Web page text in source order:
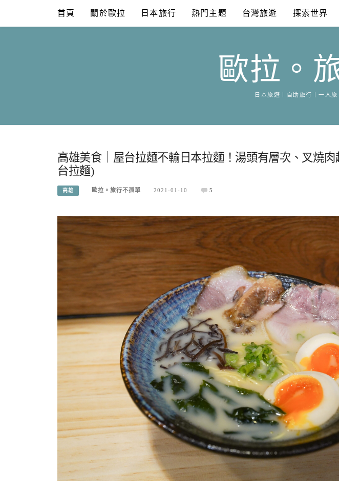
content
首頁 關於歐拉 日本旅行 熱門主題 台灣旅遊 探索世界
歐拉。
日本旅遊｜自助旅行｜一人
高雄美食｜屋台拉麵不輸日本拉麵！湯頭有層次、叉燒
台拉麵)
高雄 歐拉。旅行不孤單 2021-01-10 5